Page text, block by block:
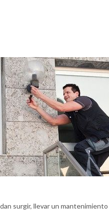
surgir, llevar un mantenimiento